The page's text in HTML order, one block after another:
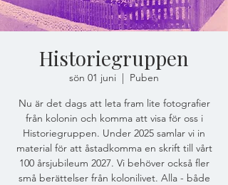
Historiegruppen
sön 01 juni
  |
Puben
Nu är det dags att leta fram lite fotografier
från kolonin och komma att visa för oss i
Historiegruppen. Under 2025 samlar vi in
material för att åstadkomma en skrift till vårt
100 årsjubileum 2027. Vi behöver också fler
små berättelser från kolonilivet. Alla - både